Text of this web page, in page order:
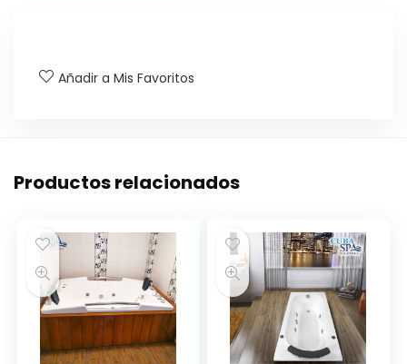
Añadir a Mis Favoritos
Productos relacionados